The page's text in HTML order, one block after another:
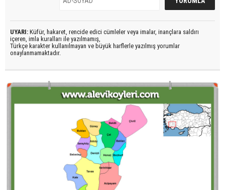
UYARI: Küfür, hakaret, rencide edici cümleler veya imalar, inançlara saldırı
içeren, imla kuralları ile yazılmamış,
Türkçe karakter kullanılmayan ve büyük harflerle yazılmış yorumlar
onaylanmamaktadır.